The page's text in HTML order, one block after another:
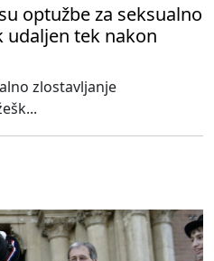
optužbe za seksualno
udaljen tek nakon
zlostavljanje